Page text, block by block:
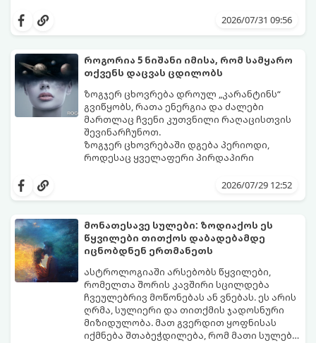
ზოდიაქოს 4 ნიშანს ფინანსური წარმატების
შორის, ვისაც აგვისტოში ფინანსური
2026/07/31 09:56
როგორია 5 ნიშანი იმისა, რომ სამყარო
თქვენს დაცვას ცდილობს
ზოგჯერ ცხოვრება დროულ „კარანტინს“
გვიწყობს, რათა ენერგია და ძალები
მართლაც ჩვენი კუთვნილი რაღაცისთვის
შევინარჩუნოთ.
ზოგჯერ ცხოვრებაში დგება პერიოდი,
როდესაც ყველაფერი პირდაპირი
იშლება მნიშვნელოვანი გარიგებები,
ახლობლებად ვთვლიდით, უეცრად მიდიან.
ასეთ მომენტებში ადვილია
სასოწარკვეთილებაში ჩავარდნა. თუმცა
ეზოთერიკასა და ფსიქოლოგიაში ეს
ფენომენი ხშირად სხვანაირად
განიხილება: როგორც სამყაროს (ან ჩვენი
არაცნობიერის) ფარული დამცავი
მექანიზმების მუშაობა, რომელთაც
რეალური, მაგრამ ჯერ კიდევ უხილავი
საფრთხისგან შორს მივყავართ.
აი, 5 აშკარა ნიშანი იმისა, რომ
მომხდარი მარცხი სასჯელი კი არა,
თქვენი დაცვისკენ მიმართული
სამყაროს მცდელობაა:
2026/07/29 12:52
მონათესავე სულები: ზოდიაქოს ეს
წყვილები თითქოს დაბადებამდე
იცნობდნენ ერთმანეთს
ასტროლოგიაში არსებობს წყვილები,
რომელთა შორის კავშირი სცილდება
ჩვეულებრივ მოწონებას ან ვნებას. ეს არის
ღრმა, სულიერი და თითქმის ჯადოსნური
მიზიდულობა. მათ გვერდით ყოფნისას
იქმნება შთაბეჭდილება, რომ მათი სულები